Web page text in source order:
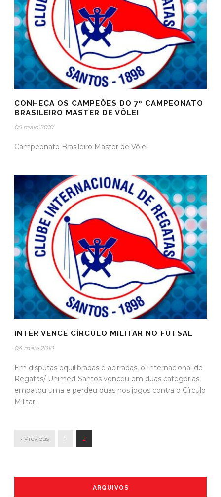
CONHEÇA OS CAMPEÕES DO 7º CAMPEONATO
BRASILEIRO MASTER DE VÔLEI
05 maio 2010
Campeonato Brasileiro Master de Vôlei
INTER VENCE CÍRCULO MILITAR NO FUTSAL
04 maio 2010
Em disputas equilibradas e acirradas, o Internacional de
Regatas/ Unimed-Santos venceu em duas categorias,
empatou uma e perdeu duas nos jogos contra o Círculo
Militar.
‹ Previous 1 2
ARQUIVOS